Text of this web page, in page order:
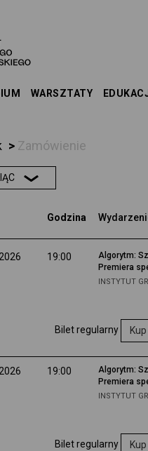
WARSZTATY
> Zamówienie
Godzina
19:00
Algorytm:
Premiera
INSTYTUT
Bilet regularny
19:00
Algorytm:
Premiera
INSTYTUT
Bilet regularny